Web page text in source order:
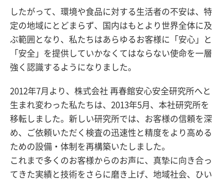
したがって、環境や食品に対する生活者の不安は、特
定の地域にとどまらず、国内はもとより世界全体に及
ぶ範囲となり、私たちはあらゆるお客様に「安心」と
「安全」を提供していかなくてはならない使命を一層
強く認識するようになりました。
2012年7月より、株式会社 再春館安心安全研究所へと
生まれ変わった私たちは、2013年5月、本社研究所を
移転しました。新しい研究所では、お客様の信頼を深
め、ご依頼いただく検査の迅速性と精度をより高める
ための設備・体制を再構築いたしました。
これまで多くのお客様からのお声に、真摯に向き合っ
てきた実績と技術をさらに磨き上げ、地域社会、ひい